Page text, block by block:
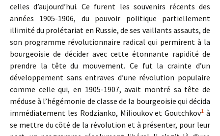
celles d’aujourd’hui. Ce furent les souvenirs récents des
années 1905-1906, du pouvoir politique partiellement
illimité du prolétariat en Russie, de ses vaillants assauts, de
son programme révolutionnaire radical qui permirent à la
bourgeoisie de décider avec cette étonnante rapidité de
prendre la tête du mouvement. Ce fut la crainte d’un
développement sans entraves d’une révolution populaire
comme celle qui, en 1905-1907, avait montré sa tête de
méduse à l’hégémonie de classe de la bourgeoisie qui décida
immédiatement les Rodzianko, Milioukov et Goutchkov1 à
se mettre du côté de la révolution et à présenter, pour leur